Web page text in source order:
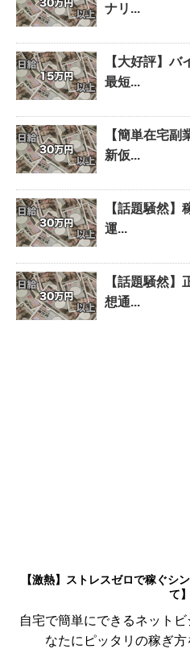
ナリ...
【大好評】
最短...
【簡単在宅
新仮...
【話題騒然
運...
【話題騒然
想通...
【激熱】ストレスゼロで稼ぐシ
て】
自宅で簡単にできるネット
なたにピッタリの稼ぎ方